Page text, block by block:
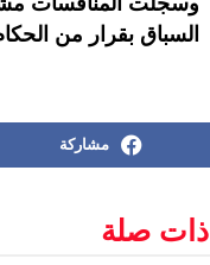
السباق بقرار من
مشاركة
ذات صلة